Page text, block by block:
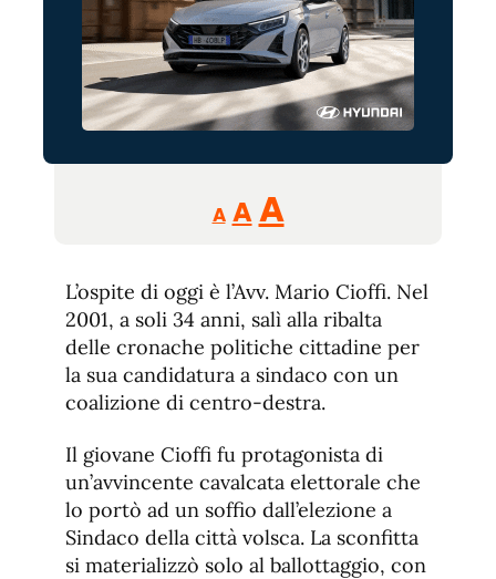
A
Reducir
tamaño
A Restablecer
tamaño
de
fuente
AAumentar
de
fuente.
L’ospite di oggi è l’Avv. Mario Cioffi. Nel
2001, a soli 34 anni, salì alla ribalta
delle cronache politiche cittadine per
la sua candidatura a sindaco con un
coalizione di centro-destra.
Il giovane Cioffi fu protagonista di
un’avvincente cavalcata elettorale che
lo portò ad un soffio dall’elezione a
Sindaco della città volsca. La sconfitta
si materializzò solo al ballottaggio, con